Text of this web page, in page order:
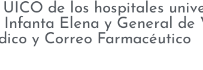
de los hospitales
Infanta Elena y General
y Correo Farmacéutico